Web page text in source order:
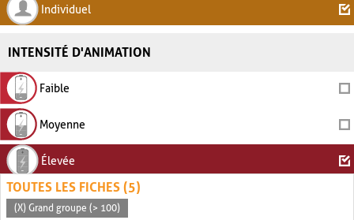
Individuel
INTENSITÉ D'ANIMATION
Faible
Moyenne
Élevée
TOUTES LES FICHES (5)
(X) Grand groupe (> 100)